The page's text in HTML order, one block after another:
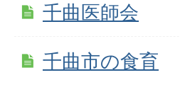
千曲医師会
千曲市の食育